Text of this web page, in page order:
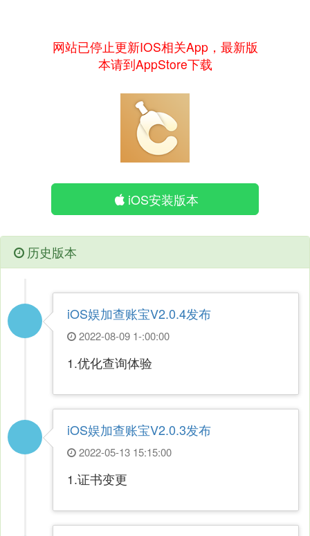
网站已停止更新IOS相关App，最新版
本请到AppStore下载
iOS安装版本
历史版本
iOS娱加查账宝V2.0.4发布
2022-08-09 1-:00:00
1.优化查询体验
iOS娱加查账宝V2.0.3发布
2022-05-13 15:15:00
1.证书变更